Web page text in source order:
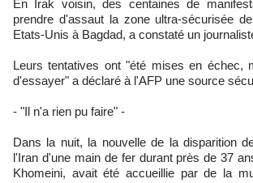
En Irak voisin, des centaines de
prendre d'assaut la zone ultra-sécurisée
Etats-Unis à Bagdad, a constaté un
Leurs tentatives ont "été mises en échec,
d'essayer" a déclaré à l'AFP une source
- "Il n'a rien pu faire" -
Dans la nuit, la nouvelle de la disparition
l'Iran d'une main de fer durant près de 37
Khomeini, avait été accueillie par de la